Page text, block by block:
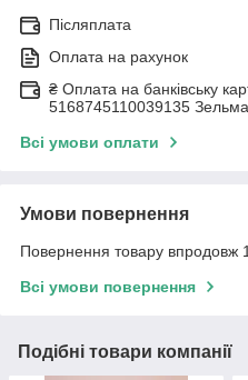
Післяплата
Оплата на рахунок
₴ Оплата на банківську
5168745110039135
Всі умови оплати
Умови повернення
Повернення товару впродовж
Всі умови повернення
Подібні товари компанії